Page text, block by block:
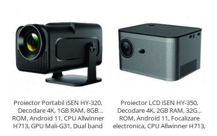
Proiector Portabil iSEN HY-320,
Decodare 4K, 1GB RAM, 8GB
ROM, Android 11, CPU Allwinner
H713, GPU Mali-G31, Dual band
Proiector LCD iSEN HY-350,
Decodare 4K, 2GB RAM, 32GB
ROM, Android 11, Focalizare
electronica, CPU Allwinner H713,